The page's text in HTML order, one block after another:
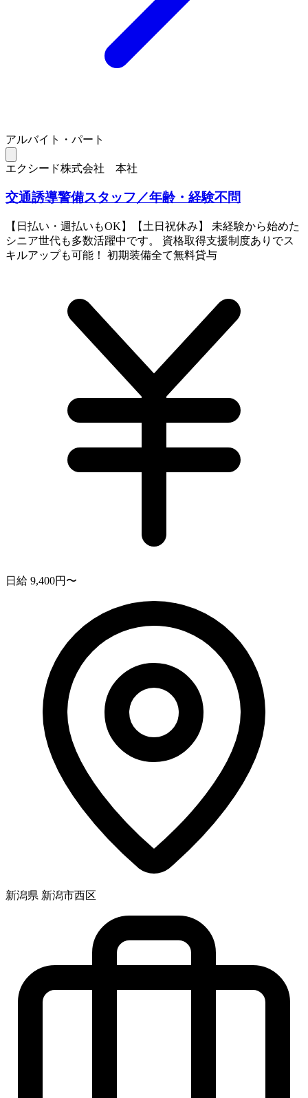
アルバイト・パート
エクシード株式会社 本社
交通誘導警備スタッフ／年齢・経験不問
【日払い・週払いもOK】【土日祝休み】 未経験から始めた
シニア世代も多数活躍中です。 資格取得支援制度ありでス
キルアップも可能！ 初期装備全て無料貸与
日給 9,400円〜
新潟県 新潟市西区